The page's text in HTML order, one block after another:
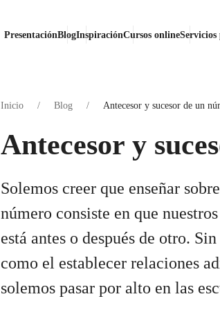
PresentaciónBlogInspiraciónCursos
Inicio Blog Antecesor y sucesor
Antecesor y
número
Solemos creer que
de un número consiste
nos digan qué número
embargo, eso no es tan